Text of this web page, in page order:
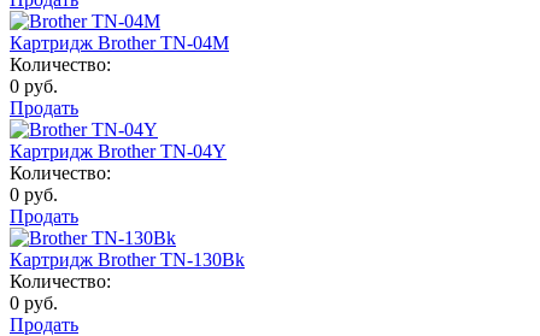
Картридж Brother TN-04M
Количество:
0 руб.
Продать
Картридж Brother TN-04Y
Количество:
0 руб.
Продать
Картридж Brother TN-130Bk
Количество:
0 руб.
Продать